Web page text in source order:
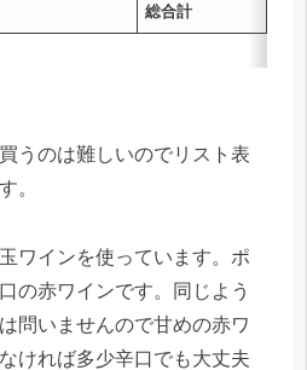
総合計
うのは難しいのでリスト表
。
ワインを使っています。ポ
の赤ワインです。同じよう
問いませんので甘めの赤ワ
ければ多少辛口でも大丈夫